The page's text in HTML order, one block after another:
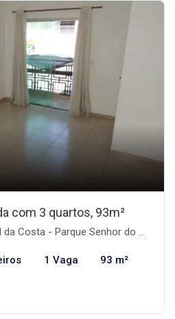
com 3 quartos, 93m²
- Parque Senhor do Bonfim, Taubaté-SP
1 Vaga 93 m²